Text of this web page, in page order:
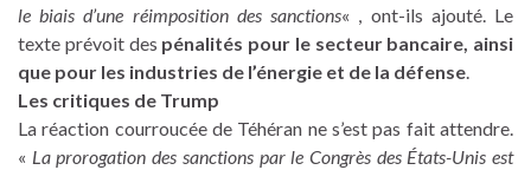
le biais d’une réimposition des sanctions« , ont-ils ajouté. Le
texte prévoit des pénalités pour le secteur bancaire, ainsi
que pour les industries de l’énergie et de la défense.
Les critiques de Trump
La réaction courroucée de Téhéran ne s’est pas fait attendre.
« La prorogation des sanctions par le Congrès des États-Unis est